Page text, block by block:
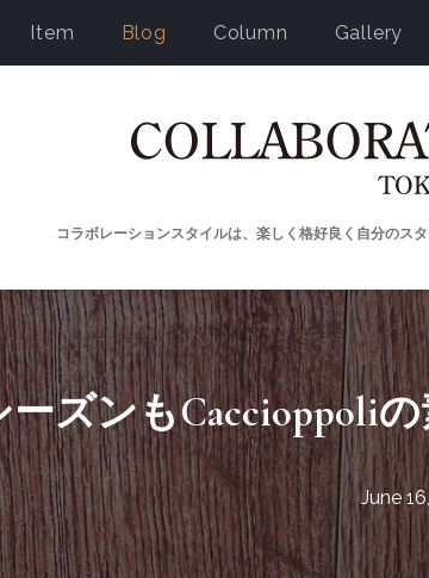
Item Blog Column Gallery
コラボレーションスタイルは、楽しく格好良く自分のス
ーズンもCaccioppoli
June